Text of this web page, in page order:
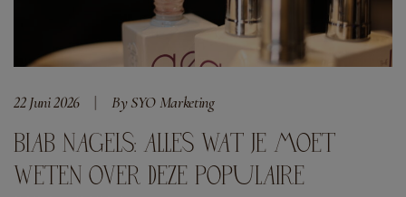
22 Juni 2026 By SYO Marketing
BIAB NAGELS: ALLES WAT JE MOET
WETEN OVER DEZE POPULAIRE